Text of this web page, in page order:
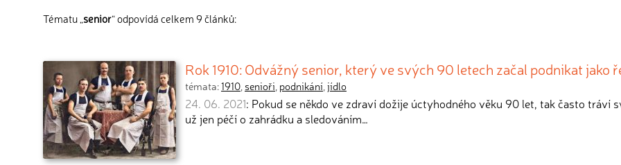
Tématu „senior“ odpovídá celkem 9 článků:
Rok 1910: Odvážný senior, který ve svých 90 letech začal podnikat jako
témata:1910, senioři, podnikání,jídlo
24. 06. 2021: Pokud se někdo ve zdraví dožije úctyhodného věku 90 let, tak často tráví
už jen péčí o zahrádku a sledováním…